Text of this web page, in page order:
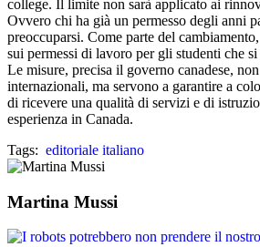
college. Il limite non sarà applicato ai
Ovvero chi ha già un permesso degli anni
preoccuparsi. Come parte del
sui permessi di lavoro per gli studenti che
Le misure, precisa il governo canadese,
internazionali, ma servono a garantire a
di ricevere una qualità di servizi e di
esperienza in Canada.
Tags: editoriale italiano
Martina Mussi